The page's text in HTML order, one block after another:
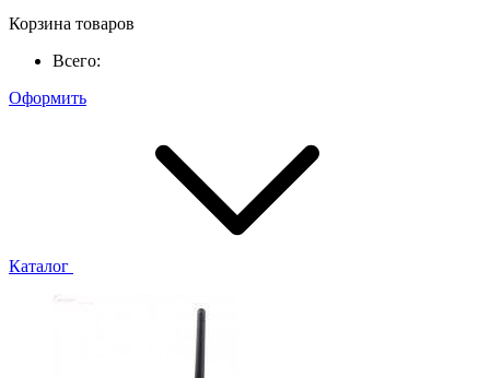
Корзина товаров
Всего:
Оформить
Каталог